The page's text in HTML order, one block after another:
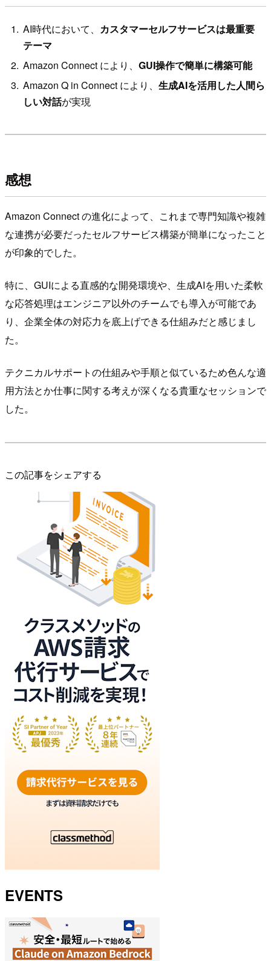
AI時代において、 カスタマーセルフサービスは最重要
テーマ
Amazon Connect により、GUI操作で簡単に構築可能
Amazon Q in Connect により、生成AIを活用した人間ら
しい対話が実現
感想
Amazon Connect の進化によって、これまで専門知識や複雑
な連携が必要だったセルフサービス構築が簡単になったこと
が印象的でした。
特に、GUIによる直感的な開発環境や、生成AIを用いた柔軟
な応答処理はエンジニア以外のチームでも導入が可能であ
り、企業全体の対応力を底上げできる仕組みだと感じまし
た。
テクニカルサポートの仕組みや手順と似ているため色んな適
用方法とか仕事に関する考えが深くなる貴重なセッションで
した。
この記事をシェアする
EVENTS